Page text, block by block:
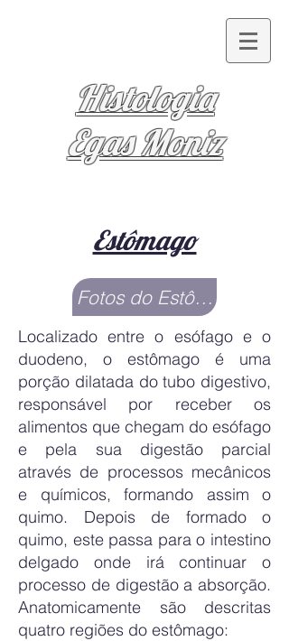
Histologia
Egas Moniz
Estômago
Fotos do Estômago
Localizado entre o esófago e o
duodeno, o estômago é uma
porção dilatada do tubo digestivo,
responsável por receber os
alimentos que chegam do esófago
e pela sua digestão parcial
através de processos mecânicos
e químicos, formando assim o
quimo. Depois de formado o
quimo, este passa para o intestino
delgado onde irá continuar o
processo de digestão a absorção.
Anatomicamente são descritas
quatro regiões do estômago: